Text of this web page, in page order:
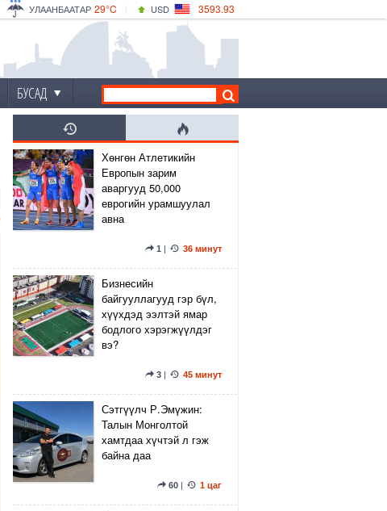
29°C
УЛААНБААТАР
34°C
ДАРХАН
30°C
ЭРДЭНЭТ
USD 3593.93
4149.01
БУСАД
Хөнгөн Атлетикийн
Европын зарим
аваргууд 50,000
еврогийн урамшуулал
авна
1 | 36 минут
Бизнесийн
байгууллагууд гэр бүл,
хүүхдэд ээлтэй ямар
бодлого хэрэгжүүлдэг
вэ?
3| 45 минут
Сэтгүүлч Р.Эмүжин:
Талын Монголтой
хамтдаа хүчтэй л гэж
байна даа
60| 1 цаг